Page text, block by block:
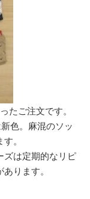
たご注文です。
色。麻混のソッ
。
ズは定期的なリピ
ります。